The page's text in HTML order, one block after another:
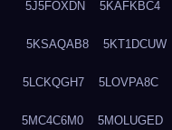
5J5FOXDN 5KAFKBC4
5KSAQAB8 5KT1DCUW
5LCKQGH7 5LOVPA8C
5MC4C6M0 5MOLUGED